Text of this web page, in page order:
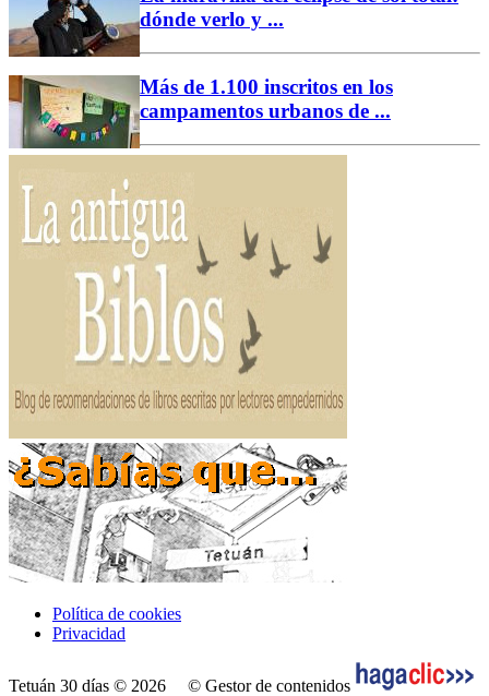
dónde verlo y ...
Más de 1.100 inscritos en los
campamentos urbanos de ...
Política de cookies
Privacidad
Tetuán 30 días © 2026 © Gestor de contenidos